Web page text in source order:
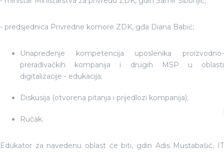
- predsjednica Privredne komore ZDK, gđa Diana Babić;
Unapređenje kompetencija uposlenika proizvodno-
prerađivačkih kompanija i drugih MSP u oblasti
digitalizacije - edukacija;
Diskusija (otvorena pitanja i prijedlozi kompanija);
Ručak.
Edukator za navedenu oblast će biti, gdin Adis Mustabašić, IT